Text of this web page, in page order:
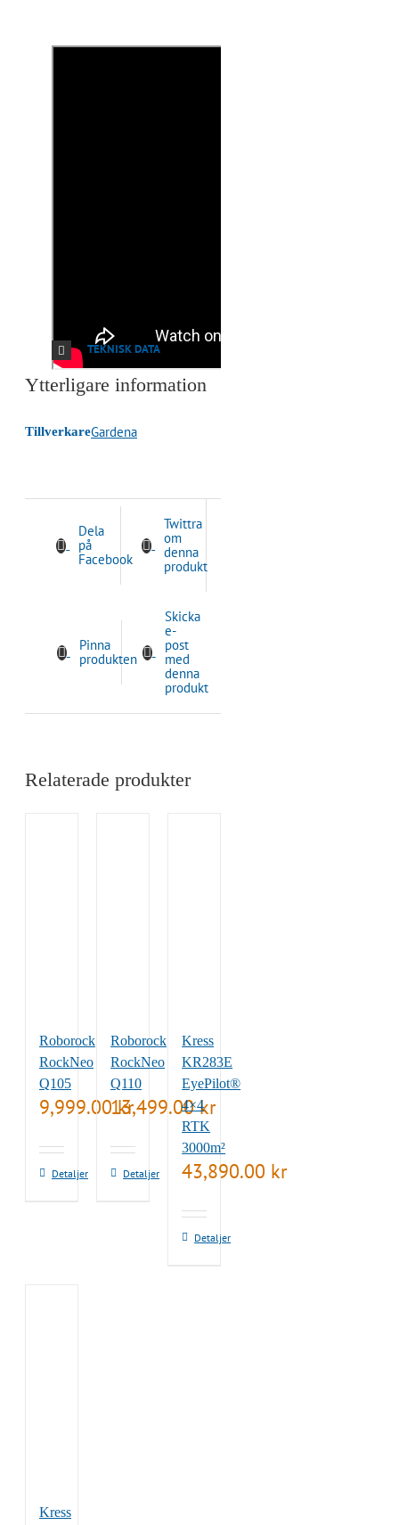
TEKNISK DATA
Ytterligare information
TillverkareGardena
Dela
på
Facebook
Twittra
om
denna
produkt
Pinna
produkten
Skicka
e-
post
med
denna
produkt
Relaterade produkter
Roborock
RockNeo
Q105
9,999.00kr
Detaljer
Roborock
RockNeo
Q110
13,499.00kr
Detaljer
Kress
KR283E
EyePilot®
4×4
RTK
3000m²
43,890.00 kr
Detaljer
Kress